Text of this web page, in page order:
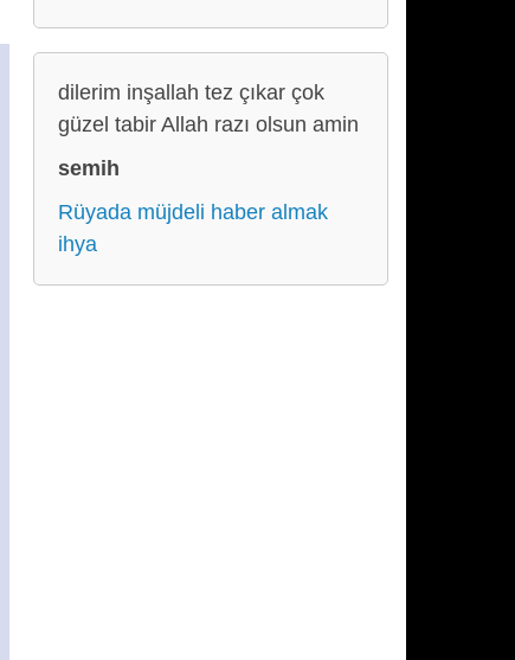
dilerim inşallah tez çıkar çok
güzel tabir Allah razı olsun amin
semih
Rüyada müjdeli haber almak
ihya